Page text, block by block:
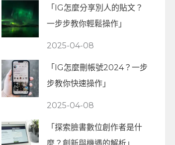
「IG怎麼分享別人的貼文？
一步步教你輕鬆操作」
2025-04-08
「IG怎麼刪帳號2024？一步
步教你快速操作」
2025-04-08
「探索臉書數位創作者是什